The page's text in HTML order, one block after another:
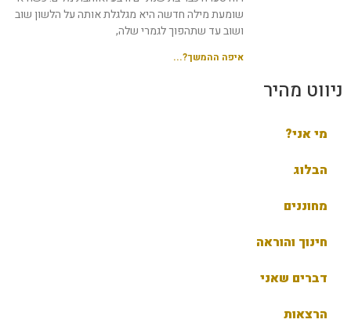
שומעת מילה חדשה היא מגלגלת אותה על הלשון שוב
ושוב עד שתהפוך לגמרי שלה,
איפה ההמשך?...
ניווט מהיר
מי אני?
הבלוג
מחוננים
חינוך והוראה
דברים שאני
הרצאות